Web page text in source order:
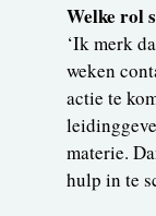
Welke rol
‘Ik merk
weken
actie te
materie.
hulp in te